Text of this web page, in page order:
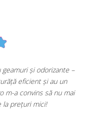
și odorizante –
eficient și au un
m-a convins să nu mai
la prețuri mici!